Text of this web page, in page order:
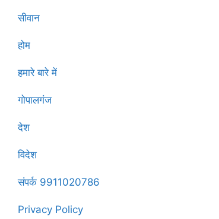
सीवान
होम
हमारे बारे में
गोपालगंज
देश
विदेश
संपर्क 9911020786
Privacy Policy